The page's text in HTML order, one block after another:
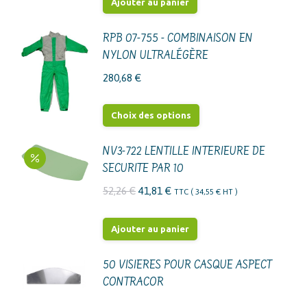
Ajouter au panier
RPB 07-755 - COMBINAISON EN
NYLON ULTRALÉGÈRE
280,68 €
Choix des options
a
variations.
être
NV3-722 LENTILLE INTERIEURE DE
SECURITE PAR 10
52,26€Le
initial
52,26 €.
41,81 €Le
actuel
41,81 €.
TTC ( 34,55 € HT )
Ajouter au panier
50 VISIERES POUR CASQUE ASPECT
CONTRACOR